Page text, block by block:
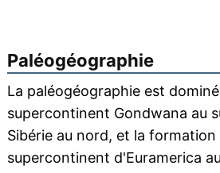
Paléogéographie
La paléogéographie est
supercontinent Gondwana au
Sibérie au nord, et la
supercontinent d'Euramerica